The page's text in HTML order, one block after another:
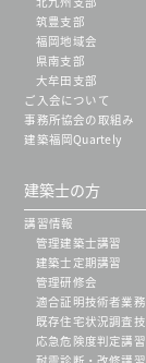
筑豊支部
福岡地域会
県南支部
大牟田支部
ご入会について
事務所協会の取組み
建築福岡Quartely
建築士の方
講習情報
管理建築士講習
建築士定期講習
管理研修会
適合証明技術者業
既存住宅状況調査
応急危険度判定講